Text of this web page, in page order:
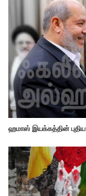
ஹமாஸ் இயக்கத்தின்